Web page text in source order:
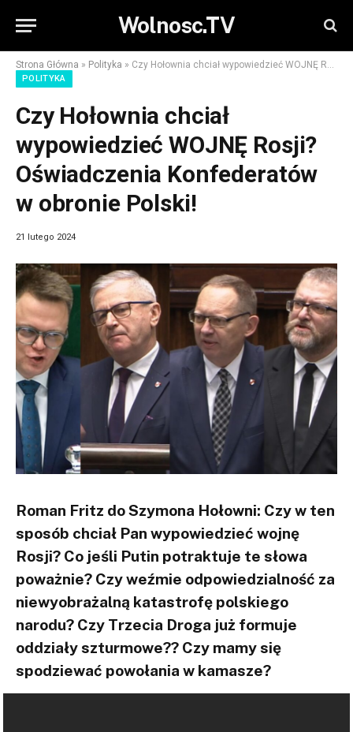
Wolnosc.TV
Strona Główna » Polityka » Czy Hołownia chciał wypowiedzieć WOJNĘ Rosji? Oświadczenia Konfederatów w obronie Polski!
POLITYKA
Czy Hołownia chciał
wypowiedzieć WOJNĘ Rosji?
Oświadczenia Konfederatów
w obronie Polski!
21 lutego 2024
Roman Fritz do Szymona Hołowni: Czy w ten
sposób chciał Pan wypowiedzieć wojnę
Rosji? Co jeśli Putin potraktuje te słowa
poważnie? Czy weźmie odpowiedzialność za
niewyobrażalną katastrofę polskiego
narodu? Czy Trzecia Droga już formuje
oddziały szturmowe?? Czy mamy się
spodziewać powołania w kamasze?